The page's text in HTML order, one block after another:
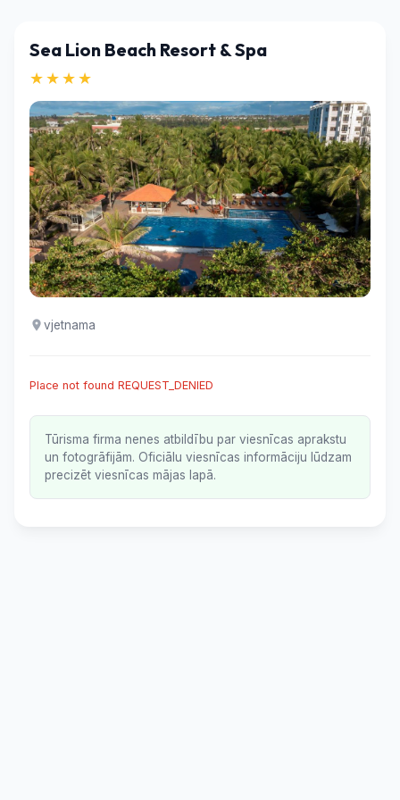
Sea Lion Beach Resort & Spa
★★★★
vjetnama
Place not found REQUEST_DENIED
Tūrisma firma nenes atbildību par viesnīcas aprakstu
un fotogrāfijām. Oficiālu viesnīcas informāciju lūdzam
precizēt viesnīcas mājas lapā.